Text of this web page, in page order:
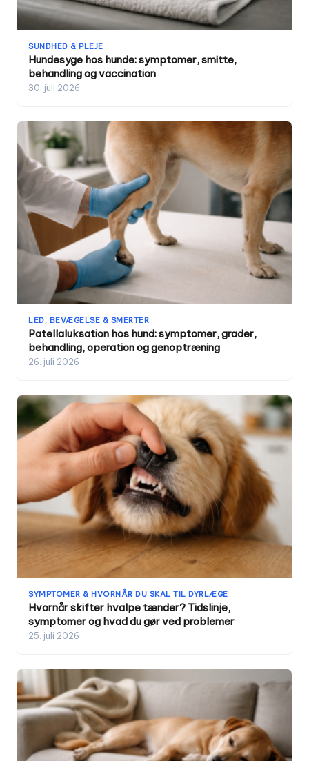
SUNDHED & PLEJE
Hundesyge hos hunde: symptomer, smitte,
behandling og vaccination
30. juli 2026
LED, BEVÆGELSE & SMERTER
Patellaluksation hos hund: symptomer, grader,
behandling, operation og genoptræning
26. juli 2026
SYMPTOMER & HVORNÅR DU SKAL TIL DYRLÆGE
Hvornår skifter hvalpe tænder? Tidslinje,
symptomer og hvad du gør ved problemer
25. juli 2026